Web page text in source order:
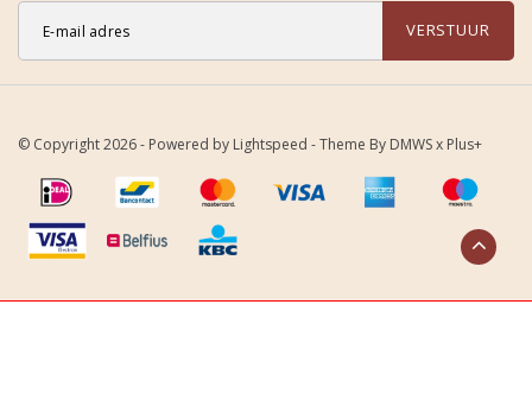
VERSTUUR
© Copyright 2026 - Powered by Lightspeed - Theme By DMWSx Plus+